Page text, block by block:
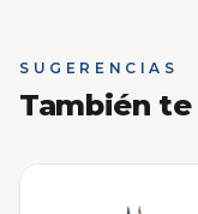
SUGERENCIAS
También